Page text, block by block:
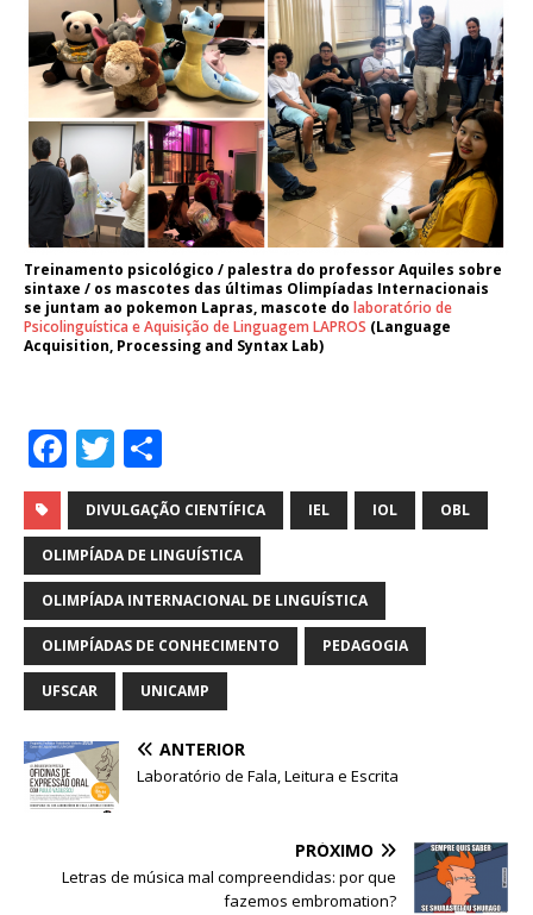
Treinamento psicológico / palestra do professor Aquiles sobre
sintaxe / os mascotes das últimas Olimpíadas Internacionais
se juntam ao pokemon Lapras, mascote do laboratório de
Psicolinguística e Aquisição de Linguagem LAPROS (Language
Acquisition, Processing and Syntax Lab)
F
a
c
e
b
o
o
k
T
w
it
te
r
h
ar
e
DIVULGAÇÃO CIENTÍFICA IEL IOL OBL
OLIMPÍADA DE LINGUÍSTICA
OLIMPÍADA INTERNACIONAL DE LINGUÍSTICA
OLIMPÍADAS DE CONHECIMENTO PEDAGOGIA
UFSCAR UNICAMP
ANTERIOR
Laboratório de Fala, Leitura e Escrita
PRÓXIMO
Letras de música mal compreendidas: por que
fazemos embromation?